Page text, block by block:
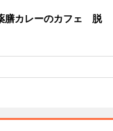
膳カレーのカフェ 脱